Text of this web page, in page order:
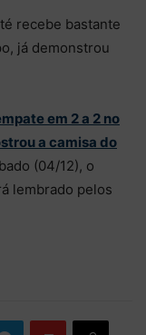
recebe bastante
já demonstrou
em 2 a 2 no
a camisa do
(04/12), o
lembrado pelos